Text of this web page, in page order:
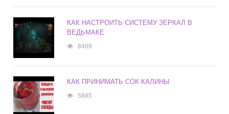
КАК НАСТРОИТЬ СИСТЕМУ ЗЕРКАЛ В
ВЕДЬМАКЕ
8469
КАК ПРИНИМАТЬ СОК КАЛИНЫ
5885